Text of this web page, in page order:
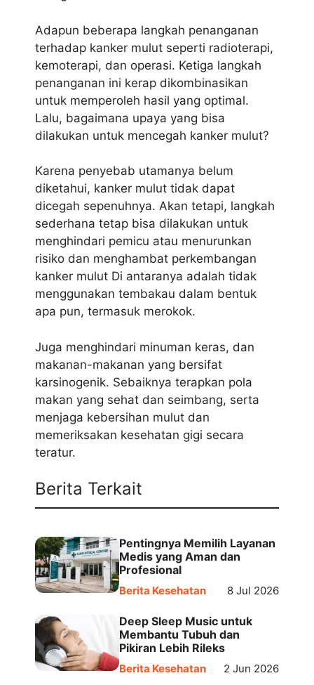
Adapun beberapa langkah penanganan
terhadap kanker mulut seperti radioterapi,
kemoterapi, dan operasi. Ketiga langkah
penanganan ini kerap dikombinasikan
untuk memperoleh hasil yang optimal.
Lalu, bagaimana upaya yang bisa
dilakukan untuk mencegah kanker mulut?
Karena penyebab utamanya belum
diketahui, kanker mulut tidak dapat
dicegah sepenuhnya. Akan tetapi, langkah
sederhana tetap bisa dilakukan untuk
menghindari pemicu atau menurunkan
risiko dan menghambat perkembangan
kanker mulut Di antaranya adalah tidak
menggunakan tembakau dalam bentuk
apa pun, termasuk merokok.
Juga menghindari minuman keras, dan
makanan-makanan yang bersifat
karsinogenik. Sebaiknya terapkan pola
makan yang sehat dan seimbang, serta
menjaga kebersihan mulut dan
memeriksakan kesehatan gigi secara
teratur.
Berita Terkait
Pentingnya Memilih Layanan
Medis yang Aman dan
Profesional
Berita Kesehatan 8 Jul 2026
Deep Sleep Music untuk
Membantu Tubuh dan
Pikiran Lebih Rileks
Berita Kesehatan 2 Jun 2026